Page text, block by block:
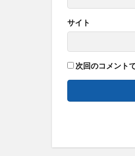
サイト
次回のコメント